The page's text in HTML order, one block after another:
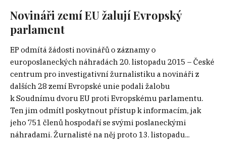
Novináři zemí EU žalují Evropský
parlament
EP odmítá žádosti novinářů o záznamy o
europoslaneckých náhradách 20. listopadu 2015 – České
centrum pro investigativní žurnalistiku a novináři z
dalších 28 zemí Evropské unie podali žalobu
k Soudnímu dvoru EU proti Evropskému parlamentu.
Ten jim odmítl poskytnout přístup k informacím, jak
jeho 751 členů hospodaří se svými poslaneckými
náhradami. Žurnalisté na něj proto 13. listopadu...